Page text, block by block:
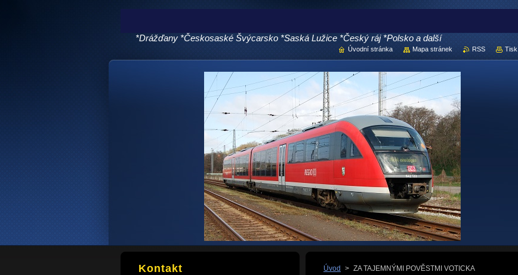
*Drážďany *Českosaské Švýcarsko *Saská Lužice *Český ráj *Polsko a další
Úvod > ZA TAJEMNÝMI POVĚSTMI VOTICKA
Kontakt
Úvodní stránka Mapa stránek RSS Tisk